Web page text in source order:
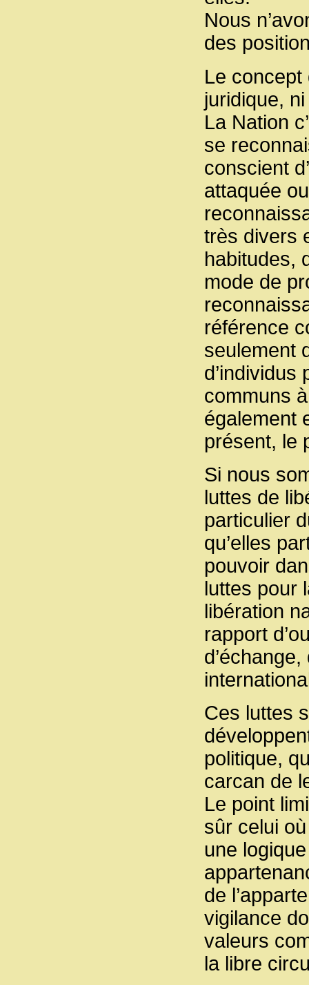
Nous
des
Le concept
juridique,
La Nation
se
conscient
attaquée
très divers
habitudes,
mode de
référence
seulement
d’individus
communs
également
présent, le
Si nous
luttes de
particulier
qu’elles
pouvoir
luttes pour
libération
rapport
Ces luttes
politique,
carcan de
Le point
sûr celui
une
de
vigilance
valeurs
la libre